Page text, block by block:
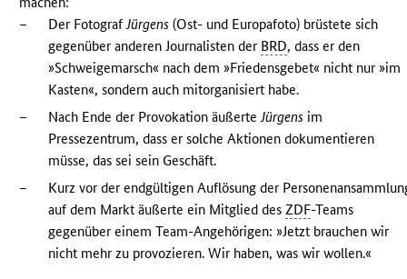
–
Der Fotograf Jürgens (Ost- und Europafoto) brüstete sich
gegenüber anderen Journalisten der BRD, dass er den
»Schweigemarsch« nach dem »Friedensgebet« nicht nur »im
Kasten«, sondern auch mitorganisiert habe.
–
Nach Ende der Provokation äußerte Jürgens im
Pressezentrum, dass er solche Aktionen dokumentieren
müsse, das sei sein Geschäft.
–
Kurz vor der endgültigen Auflösung der
auf dem Markt äußerte ein Mitglied desZDF-Teams
gegenüber einem Team-Angehörigen: »Jetzt brauchen wir
nicht mehr zu provozieren. Wir haben, was wir wollen.«